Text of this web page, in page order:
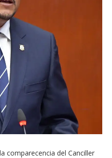
comparecencia del Canciller